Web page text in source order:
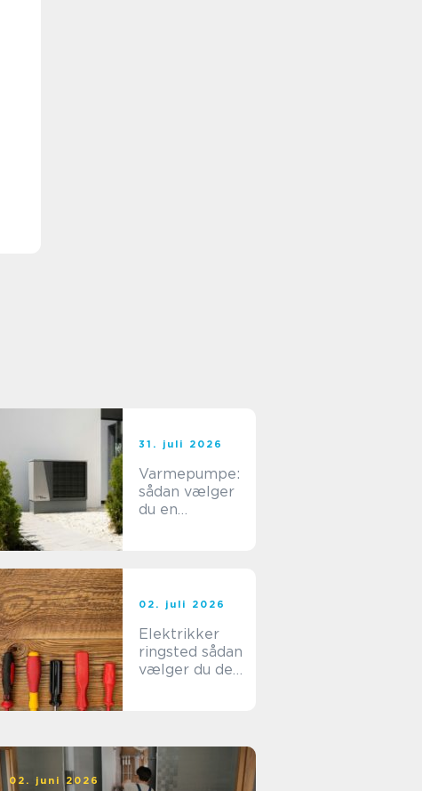
31. juli 2026
Varmepumpe:
sådan vælger
du en
02. juli 2026
Elektrikker
ringsted sådan
vælger du den
02. juni 2026